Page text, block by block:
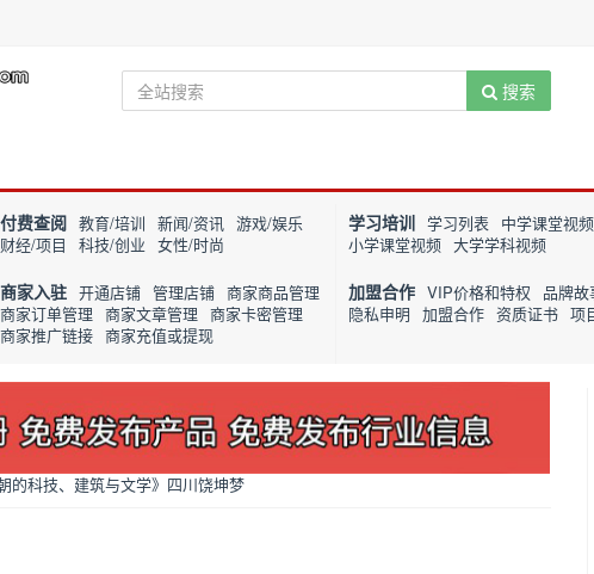
搜索
付费查阅 教育/培训 新闻/资讯 游戏/娱乐
财经/项目
科技/创业 女性/时尚
学习培训 学习列表 中学课堂视频
小学课堂视频 大学学科视频
商家入驻 开通店铺 管理店铺 商家商品管理
商家订单管理 商家文章管理 商家卡密管理
商家推广链接 商家充值或提现
加盟合作 VIP价格和特权
品牌故
隐私申明 加盟合作 资质证书 项
的科技、建筑与文学》四川饶坤梦